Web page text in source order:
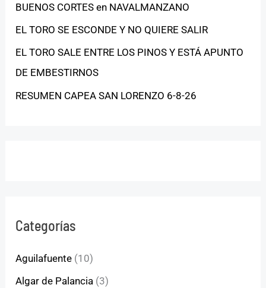
BUENOS CORTES en NAVALMANZANO
EL TORO SE ESCONDE Y NO QUIERE SALIR
EL TORO SALE ENTRE LOS PINOS Y ESTÁ APUNTO
DE EMBESTIRNOS
RESUMEN CAPEA SAN LORENZO 6-8-26
Categorías
Aguilafuente (10)
Algar de Palancia (3)